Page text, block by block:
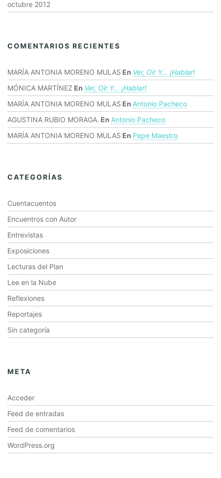
octubre 2012
COMENTARIOS RECIENTES
MARÍA ANTONIA MORENO MULAS En Ver, Oír Y… ¡hablar!
MÓNICA MARTÍNEZ En Ver, Oír Y… ¡hablar!
MARÍA ANTONIA MORENO MULAS En Antonio Pacheco
AGUSTINA RUBIO MORAGA. En Antonio Pacheco
MARÍA ANTONIA MORENO MULAS En Pepe Maestro
CATEGORÍAS
Cuentacuentos
Encuentros con Autor
Entrevistas
Exposiciones
Lecturas del Plan
Lee en la Nube
Reflexiones
Reportajes
Sin categoría
META
Acceder
Feed de entradas
Feed de comentarios
WordPress.org